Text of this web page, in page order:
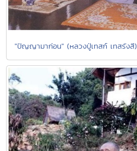
"ปัญญามาก่อน" (หลวงปู่เทสก์ เทสรังสี)